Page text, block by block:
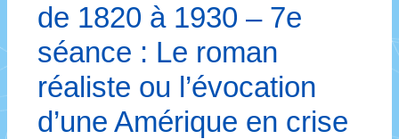
de 1820 à 1930 – 7e
séance : Le roman
réaliste ou l’évocation
d’une Amérique en crise